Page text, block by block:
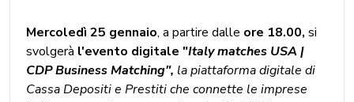
Mercoledì 25 gennaio, a partire dalle ore 18.00, si
svolgerà l'evento digitale "Italy matches USA |
CDP Business Matching", la piattaforma digitale di
Cassa Depositi e Prestiti che connette le imprese